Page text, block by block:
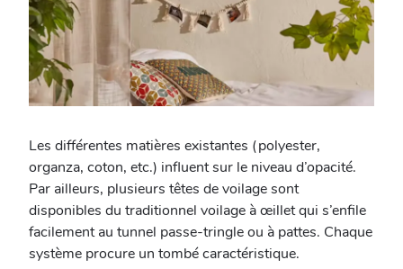
Les différentes matières existantes (polyester,
organza, coton, etc.) influent sur le niveau d’opacité.
Par ailleurs, plusieurs têtes de voilage sont
disponibles du traditionnel voilage à œillet qui s’enfile
facilement au tunnel passe-tringle ou à pattes. Chaque
système procure un tombé caractéristique.